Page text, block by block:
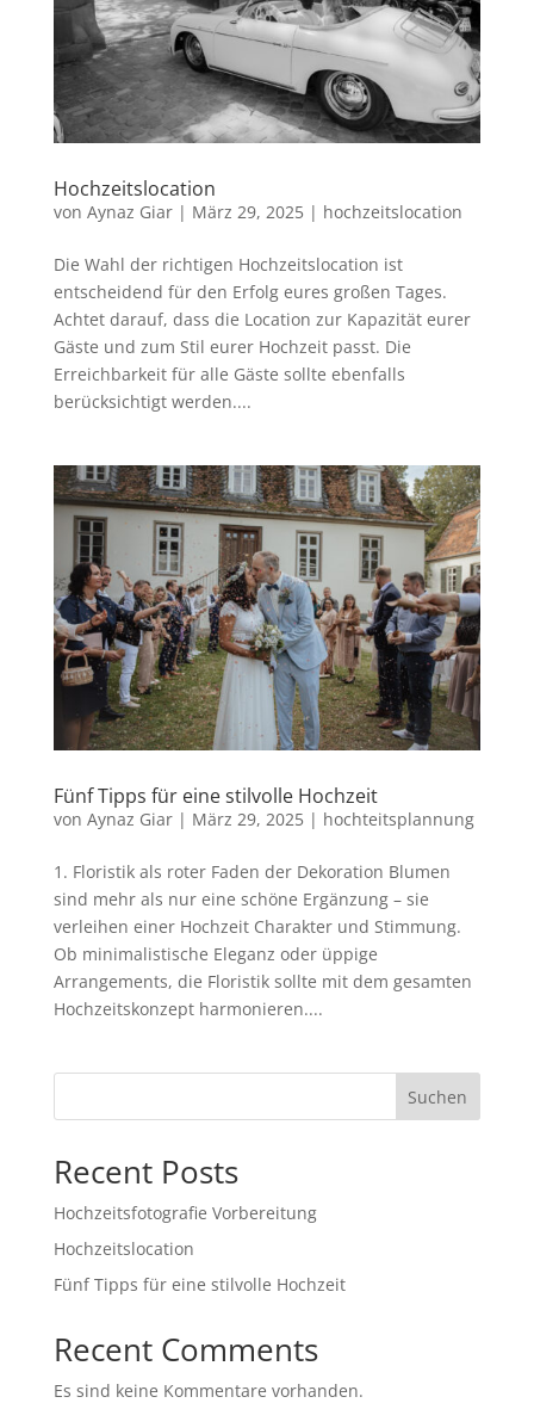
Hochzeitslocation
von Aynaz Giar| März 29, 2025| hochzeitslocation
Die Wahl der richtigen Hochzeitslocation ist
entscheidend für den Erfolg eures großen Tages.
Achtet darauf, dass die Location zur Kapazität eurer
Gäste und zum Stil eurer Hochzeit passt. Die
Erreichbarkeit für alle Gäste sollte ebenfalls
berücksichtigt werden....
Fünf Tipps für eine stilvolle Hochzeit
von Aynaz Giar| März 29, 2025| hochteitsplannung
1. Floristik als roter Faden der Dekoration Blumen
sind mehr als nur eine schöne Ergänzung – sie
verleihen einer Hochzeit Charakter und Stimmung.
Ob minimalistische Eleganz oder üppige
Arrangements, die Floristik sollte mit dem gesamten
Hochzeitskonzept harmonieren....
Suchen
Recent Posts
Hochzeitsfotografie Vorbereitung
Hochzeitslocation
Fünf Tipps für eine stilvolle Hochzeit
Recent Comments
Es sind keine Kommentare vorhanden.